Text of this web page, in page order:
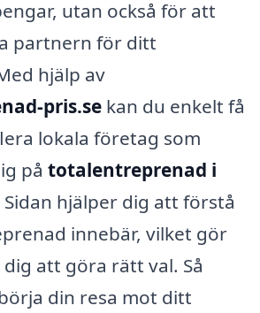
utan också för att
partnern för ditt
hjälp av
pris.se kan du enkelt få
lokala företag som
på totalentreprenad i
Sidan hjälper dig att förstå
innebär, vilket gör
att göra rätt val. Så
din resa mot ditt